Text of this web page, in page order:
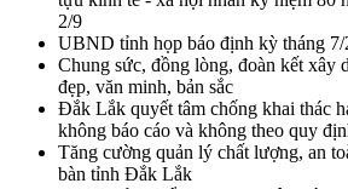
2/9
UBND tỉnh họp báo định kỳ tháng 7/
Chung sức, đồng lòng, đoàn kết xây
đẹp, văn minh, bản sắc
Đắk Lắk quyết tâm chống khai thác
không báo cáo và không theo quy
Tăng cường quản lý chất lượng, an
bàn tỉnh Đắk Lắk